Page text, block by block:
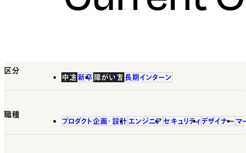
区分
中途 新卒 障がい者 長期インターン
職種
プロダクト企画・設計 エンジニア セキュリティ デザイナー マ